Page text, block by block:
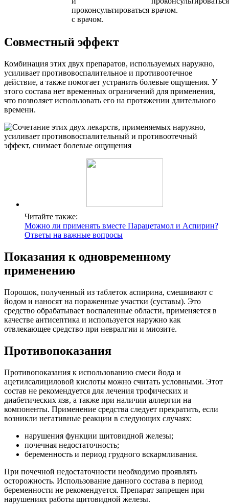
проконсультироваться
с врачом.
врачом.
Совместный эффект
Комбинация этих двух препаратов, используемых наружно,
усиливает противовоспалительное и противоотечное
действие, а также помогает устранить болевые ощущения. У
этого состава нет временных ограничений для применения,
что позволяет использовать его на протяжении длительного
времени.
Читайте также:
Можно ли применять вместе Парацетамол и Аспирин?
Ответы на важные вопросы
Показания к одновременному
применению
Порошок, полученный из таблеток аспирина, смешивают с
йодом и наносят на пораженные участки (суставы). Это
средство обрабатывает воспаленные области, применяется в
качестве антисептика и используется наружно как
отвлекающее средство при невралгии и миозите.
Противопоказания
Противопоказания к использованию смеси йода и
ацетилсалициловой кислоты можно считать условными. Этот
состав не рекомендуется для лечения трофических и
диабетических язв, а также при наличии аллергии на
компоненты. Применение средства следует прекратить, если
возникли негативные реакции в следующих случаях:
нарушения функции щитовидной железы;
почечная недостаточность;
беременность и период грудного вскармливания.
При почечной недостаточности необходимо проявлять
осторожность. Использование данного состава в период
беременности не рекомендуется. Препарат запрещен при
нарушениях работы щитовидной железы.